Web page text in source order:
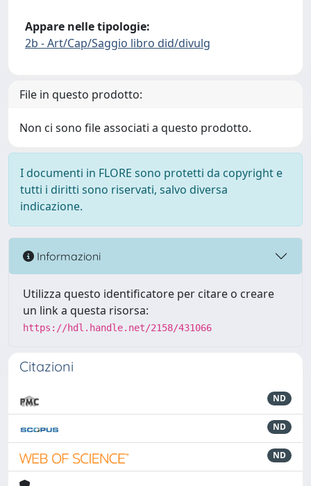
Appare nelle tipologie:
2b - Art/Cap/Saggio libro did/divulg
File in questo prodotto:
Non ci sono file associati a questo prodotto.
I documenti in FLORE sono protetti da copyright e
tutti i diritti sono riservati, salvo diversa
indicazione.
Informazioni
Utilizza questo identificatore per citare o creare
un link a questa risorsa:
https://hdl.handle.net/2158/431066
Citazioni
ND
ND
ND